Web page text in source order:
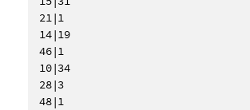
21|1
14|19
46|1
10|34
28|3
48|1